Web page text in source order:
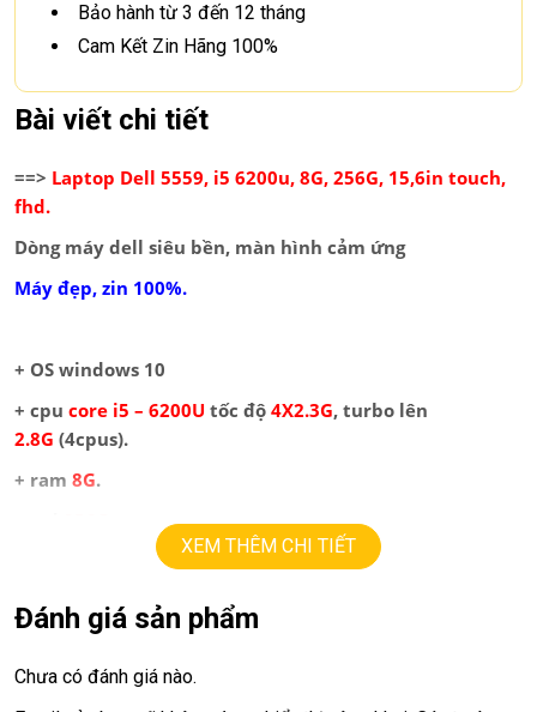
Bảo hành từ 3 đến 12 tháng
Cam Kết Zin Hãng 100%
Bài viết chi tiết
==> Laptop Dell 5559, i5 6200u, 8G, 256G, 15,6in touch,
fhd.
Dòng máy dell siêu bền, màn hình cảm ứng
Máy đẹp, zin 100%.
+ OS windows 10
+ cpu core i5 – 6200U tốc độ 4X2.3G, turbo lên
2.8G (4cpus).
+ ram 8G.
led full HD 1080, cảm ứng đa điểm.
+ vga intel HD520.
+ Pin3h
XEM THÊM CHI TIẾT
Đánh giá sản phẩm
Chưa có đánh giá nào.